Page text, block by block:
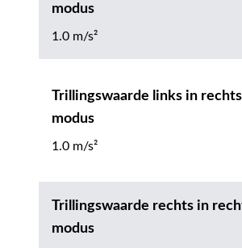
modus
1.0 m/s²
Trillingswaarde links in
modus
1.0 m/s²
Trillingswaarde rechts in
modus